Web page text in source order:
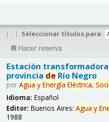
| | Seleccionar títulos para:
Hacer reserva
Estación
provincia deRío Negro
por Agua y Energía Eléctrica,
Idioma: Español
Editor: Buenos Aires: Agua y
1988